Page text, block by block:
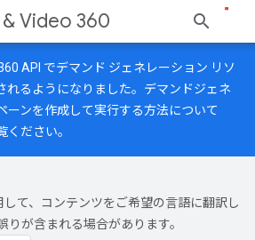
Video 360
API でデマンド ジェネレーション リソ
れるようになりました。デマンドジェネ
ーンを作成して実行する方法について
ください。
して、コンテンツをご希望の言語に翻訳し
りが含まれる場合があります。